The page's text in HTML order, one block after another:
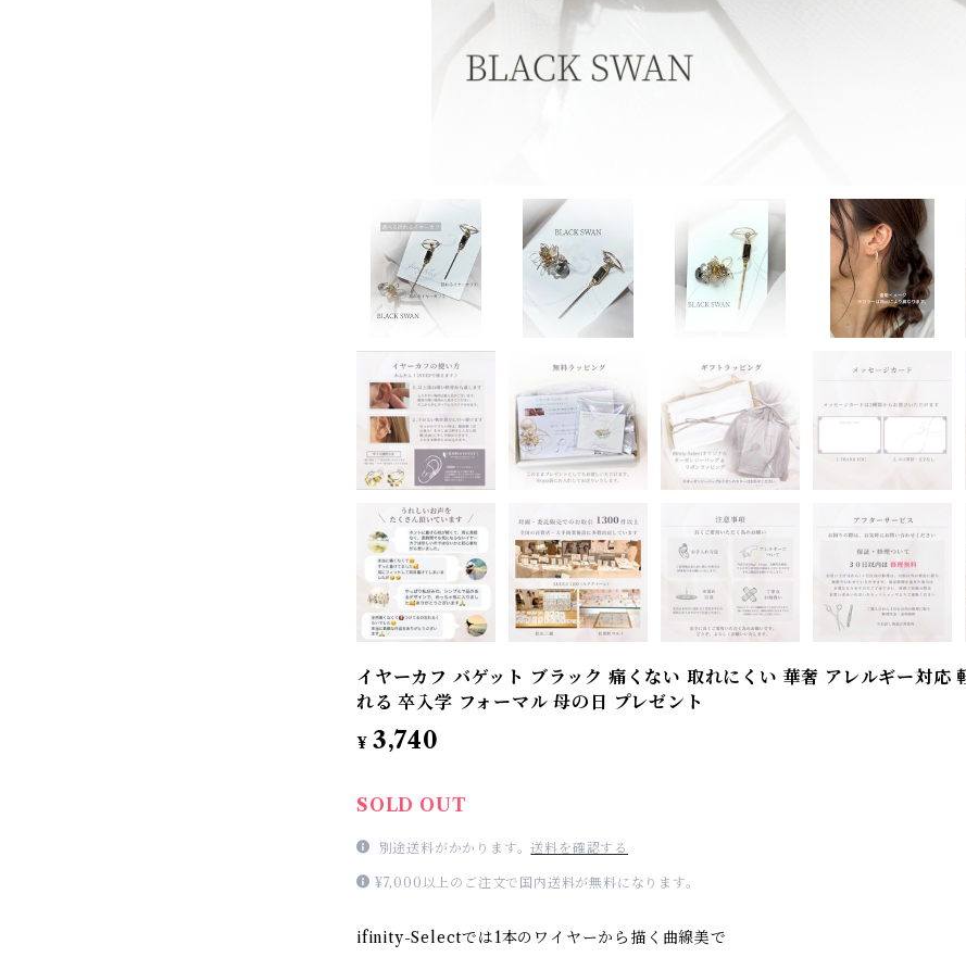
イヤーカフ バゲット ブラック 痛くない 取れにくい 華奢 アレルギー対応
れる 卒入学 フォーマル 母の日 プレゼント
¥ 3,740
SOLD OUT
別途送料がかかります。送料を確認する
¥7,000以上のご注文で国内送料が無料になります。
ifinity-Selectでは1本のワイヤーから描く曲線美で